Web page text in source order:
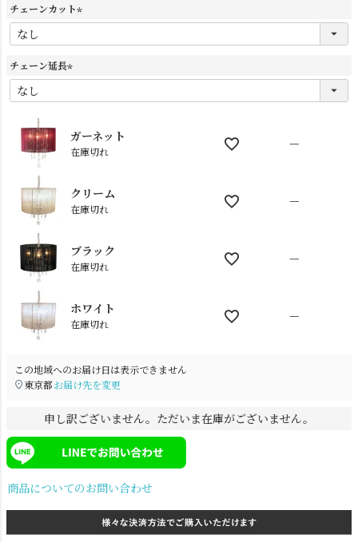
)
チェーンカット
(
チェーン延長
(
ガーネット
在庫切れ
—
クリーム
在庫切れ
—
ブラック
在庫切れ
—
ホワイト
在庫切れ
—
この地域へのお届け日は表示できません
東京都お届け先を変更
申し訳ございません。ただいま在庫がございません。
商品についてのお問い合わせ